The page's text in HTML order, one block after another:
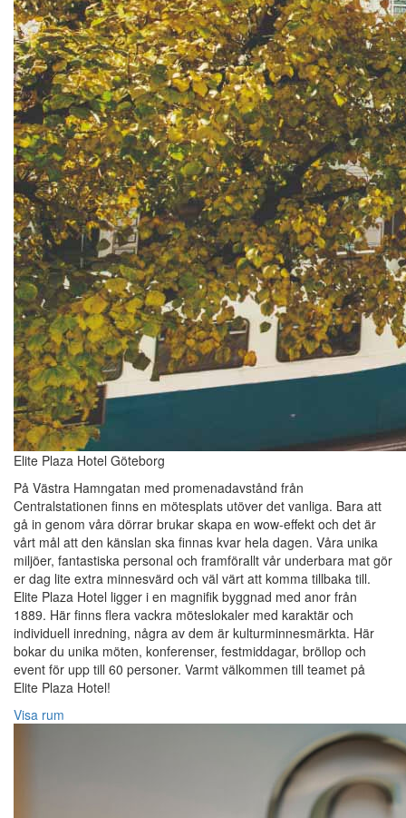
Elite Plaza Hotel Göteborg
På Västra Hamngatan med promenadavstånd från
Centralstationen finns en mötesplats utöver det vanliga. Bara att
gå in genom våra dörrar brukar skapa en wow-effekt och det är
vårt mål att den känslan ska finnas kvar hela dagen. Våra unika
miljöer, fantastiska personal och framförallt vår underbara mat gör
er dag lite extra minnesvärd och väl värt att komma tillbaka till.
Elite Plaza Hotel ligger i en magnifik byggnad med anor från
1889. Här finns flera vackra möteslokaler med karaktär och
individuell inredning, några av dem är kulturminnesmärkta. Här
bokar du unika möten, konferenser, festmiddagar, bröllop och
event för upp till 60 personer. Varmt välkommen till teamet på
Elite Plaza Hotel!‎
Visa rum